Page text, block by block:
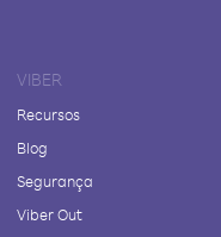
VIBER
Recursos
Blog
Segurança
Viber Out